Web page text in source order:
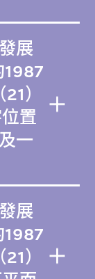
展
）
置
一
展
）